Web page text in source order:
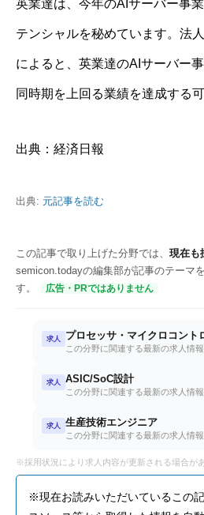
英業達は、今年のAIサーバー事
テンシャルを秘めています。法
によると、英業達のAIサーバー
同時期を上回る業績を達成する
出典：経済日報
出典: 元記事を読む
この記事で取り上げた分野では、 現在も
semicon.todayの編集部が記事のテーマ
す。
広告・PRではありません
求人 プロセッサ・マイクロコント
この分野に関連する最新の求人情
求人 ASIC/SoC設計
この分野に関連する最新の求人情
求人 生産技術エンジニア
この分野に関連する最新の求人情
※採用状況により求人内容が更新される場合が
※現在お読みいただいているこの